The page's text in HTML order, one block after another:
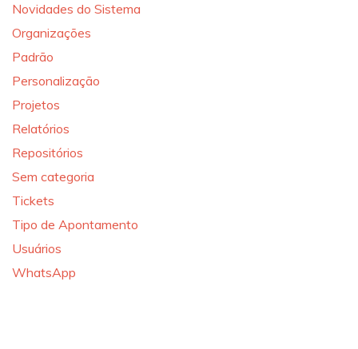
Novidades do Sistema
Organizações
Padrão
Personalização
Projetos
Relatórios
Repositórios
Sem categoria
Tickets
Tipo de Apontamento
Usuários
WhatsApp